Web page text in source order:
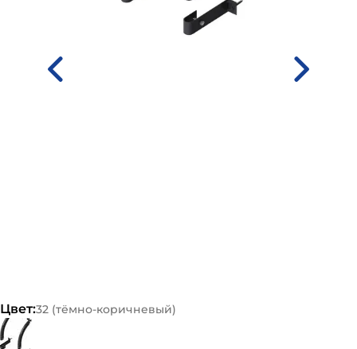
Цвет:32 (тёмно-коричневый)